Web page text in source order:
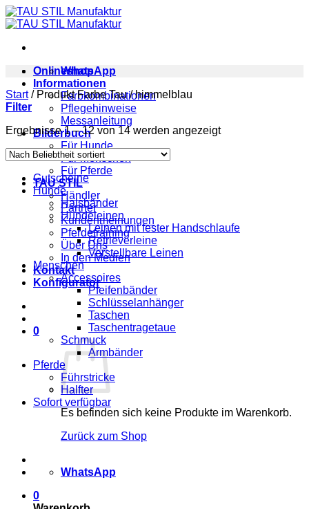
Zum
Inhalt
Onlineshop
Informationen
Farbkombinationen
Pflegehinweise
Messanleitung
Bilderbuch
Für Hunde
Für Menschen
Für Pferde
TAU STIL
Händler
Partner
Kundenmeinungen
Pferdetraining
Über Uns
In den Medien
Kontakt
Konfigurator
0
Es befinden sich keine Produkte im Warenkorb.
Zurück zum Shop
WhatsApp
0
WhatsApp
Start /Produkt Farbe Tau/himmelblau
Filter
Ergebnisse 1 – 12 von 14 werden angezeigtNach
Gutscheine
Hunde
Halsbänder
Hundeleinen
Leinen mit fester Handschlaufe
Retrieverleine
Verstellbare Leinen
Menschen
Accessoires
Pfeifenbänder
Schlüsselanhänger
Taschen
Taschentragetaue
Schmuck
Armbänder
Pferde
Führstricke
Halfter
Sofort verfügbar